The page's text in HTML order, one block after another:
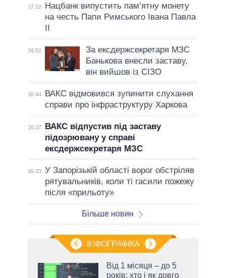
17:10
Нацбанк випустить пам’ятну монету
на честь Папи Римського Івана Павла
II
16:51
За ексдержсекретаря МЗС
Банькова внесли заставу,
він вийшов із СІЗО
16:44
ВАКС відмовився зупинити слухання
справи про інфраструктуру Харкова
16:37
ВАКС відпустив під заставу
підозрювану у справі
ексдержсекретаря МЗС
16:33 У Запорізькій області ворог обстріляв
рятувальників, коли ті гасили пожежу
після «прильоту»
Більше новин
ІНФОГРАФІКА
Від 1 місяця – до 5
років: хто і як довго